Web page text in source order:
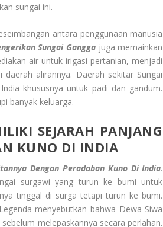
sungai ini.
antara penggunaan manusia
Sungai Gangga juga memainkan
air untuk irigasi pertanian, menjadi
alirannya. Daerah sekitar Sungai
khususnya untuk padi dan gandum.
banyak keluarga.
SEJARAH PANJANG
KUNO DI INDIA
Dengan Peradaban Kuno Di India.
surgawi yang turun ke bumi untuk
tinggal di surga tetapi turun ke bumi.
menyebutkan bahwa Dewa Siwa
melepaskannya secara perlahan.